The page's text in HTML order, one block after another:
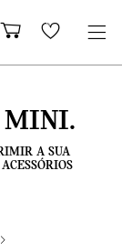
Carrinho
de
Wishlist
MINI.
A SUA